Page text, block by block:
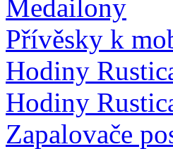
Medailony
Přívěsky k
Hodiny
Hodiny
Zapalovače